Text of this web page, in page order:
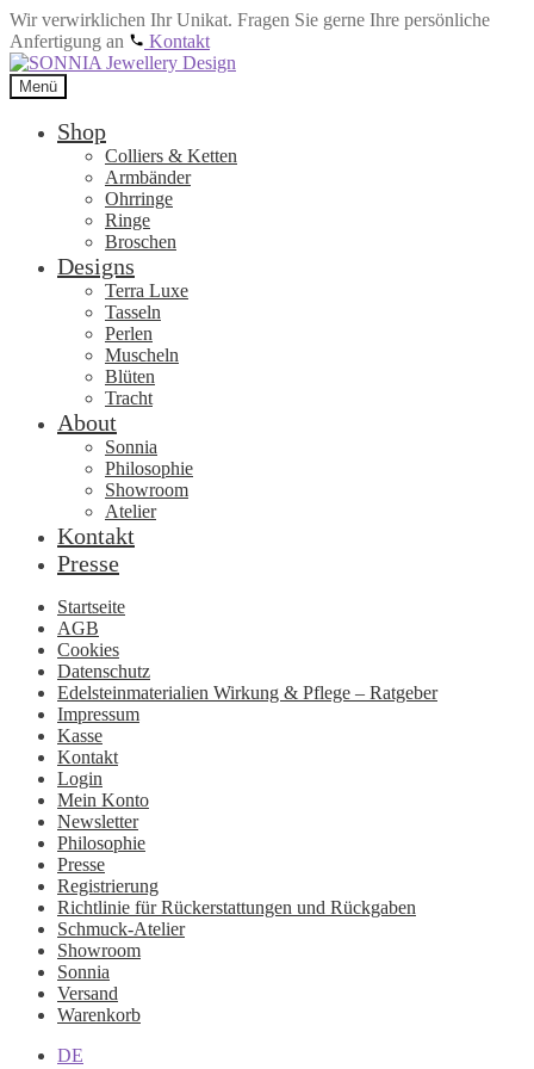
Wir verwirklichen Ihr Unikat. Fragen Sie gerne Ihre persönliche
Anfertigung an
Kontakt
Zur
Navigation
springen
Zum
Inhalt
springen
Menü
Shop
Colliers & Ketten
Armbänder
Ohrringe
Ringe
Broschen
Designs
Terra Luxe
Tasseln
Perlen
Muscheln
Blüten
Tracht
About
Sonnia
Philosophie
Showroom
Atelier
Kontakt
Presse
Startseite
AGB
Cookies
Datenschutz
Edelsteinmaterialien Wirkung & Pflege – Ratgeber
Impressum
Kasse
Kontakt
Login
Mein Konto
Newsletter
Philosophie
Presse
Registrierung
Richtlinie für Rückerstattungen und Rückgaben
Schmuck-Atelier
Showroom
Sonnia
Versand
Warenkorb
DE